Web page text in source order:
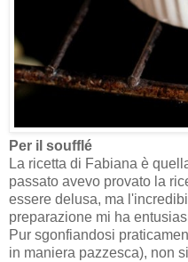
Per il soufflé
La ricetta di Fabiana è
passato avevo provato la
essere delusa, ma
preparazione mi ha
Pur sgonfiandosi
in maniera pazzesca), non